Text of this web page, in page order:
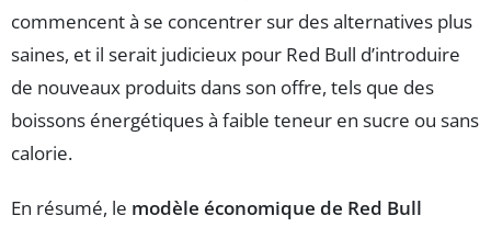
commencent à se concentrer sur des alternatives plus
saines, et il serait judicieux pour Red Bull d’introduire
de nouveaux produits dans son offre, tels que des
boissons énergétiques à faible teneur en sucre ou sans
calorie.
En résumé, le modèle économique de Red Bull